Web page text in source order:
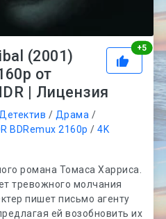
+5
(2001)
от
| Лицензия
Детектив / Драма /
BDRemux 2160p /4K
романа Томаса Харриса.
тревожного молчания
пишет письмо агенту
ей возобновить их